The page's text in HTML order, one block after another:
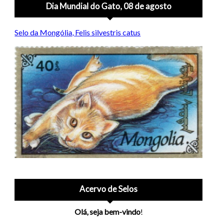
Dia Mundial do Gato, 08 de agosto
Selo da Mongólia, Felis silvestris catus
Acervo de Selos
Olá, seja bem-vindo!